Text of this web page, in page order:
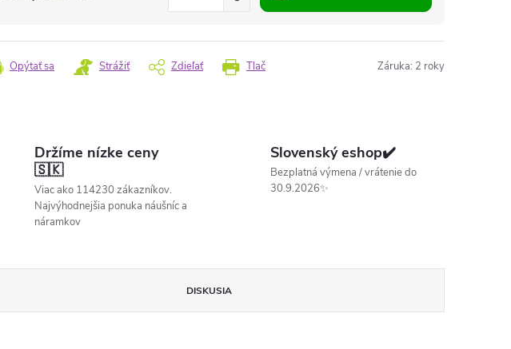
Tlač
Opýtať sa Strážiť Zdieľať Záruka: 2 roky
Držíme nízke ceny
🇸🇰
Viac ako 114230 zákazníkov.
Najvýhodnejšia ponuka náušníc a
náramkov
Slovenský eshop✔️
Bezplatná výmena / vrátenie do
30.9.2026✨
DISKUSIA